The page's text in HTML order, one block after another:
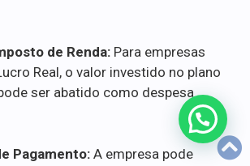
de Renda: Para empresas
Real, o valor investido no plano
ser abatido como despesa
Pagamento: A empresa pode